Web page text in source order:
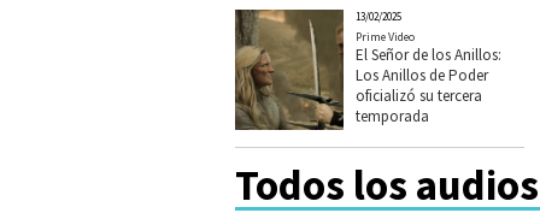
13/02/2025
Prime Video
El Señor de los Anillos:
Los Anillos de Poder
oficializó su tercera
temporada
Todos los